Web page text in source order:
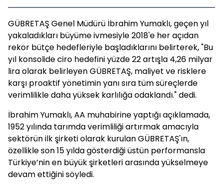
GÜBRETAŞ Genel Müdürü İbrahim Yumaklı, geçen yıl
yakaladıkları büyüme ivmesiyle 2018'e her açıdan
rekor bütçe hedefleriyle başladıklarını belirterek, "Bu
yıl konsolide ciro hedefini yüzde 22 artışla 4,26 milyar
lira olarak belirleyen GÜBRETAŞ, maliyet ve risklere
karşı proaktif yönetimin yanı sıra tüm süreçlerde
verimlilikle daha yüksek karlılığa odaklandı." dedi.
İbrahim Yumaklı, AA muhabirine yaptığı açıklamada,
1952 yılında tarımda verimliliği artırmak amacıyla
sektörün ilk şirketi olarak kurulan GÜBRETAŞ'ın,
özellikle son 15 yılda gösterdiği üstün performansla
Türkiye’nin en büyük şirketleri arasında yükselmeye
devam ettiğini söyledi.